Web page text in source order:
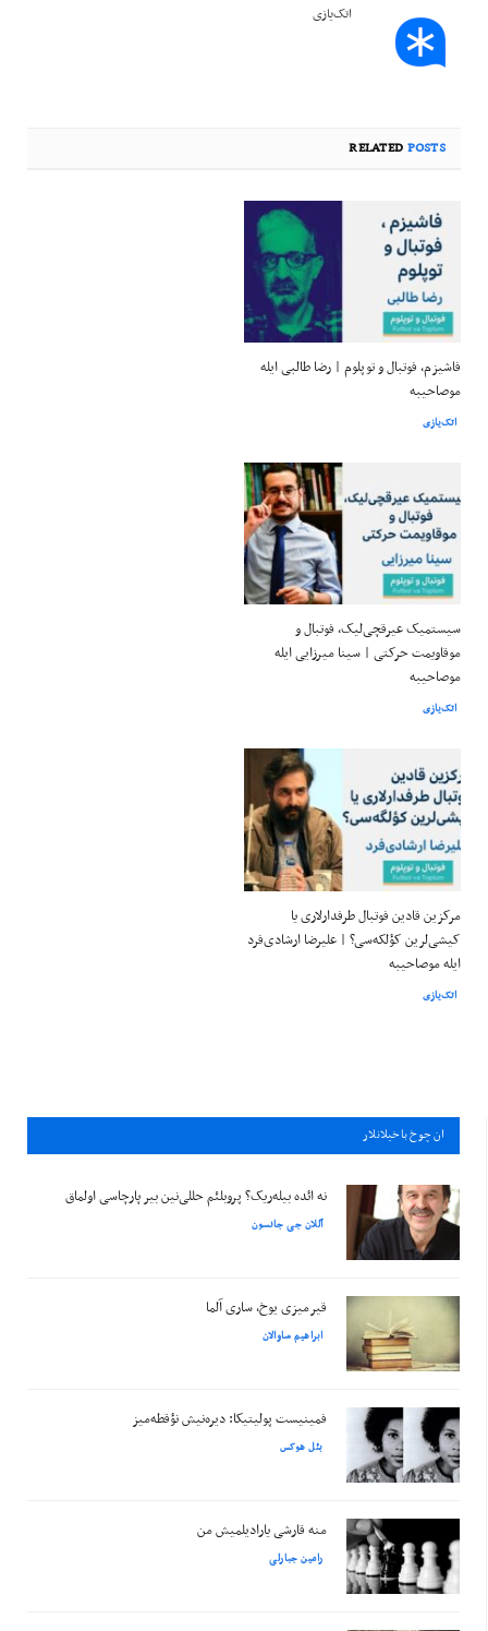
اتک‌یازی
RELATED POSTS
فاشیزم، فوتبال و توپلوم | رضا طالبی ایله
موصاحیبه
اتک‌یازی
سیستمیک عیرقچی‌لیک، فوتبال و
موقاویمت حرکتی | سینا میرزایی ایله
موصاحیبه
اتک‌یازی
مرکزین قادین فوتبال طرفدارلاری یا
کیشی‌لرین کؤلکه‌سی؟ | علیرضا ارشادی‌فرد
ایله موصاحیبه
اتک‌یازی
ان چوخ باخيلانلار
نه ائده بیله‌ریک؟ پروبلئم حللی‌نین بیر پارچاسی اولماق
آللان جی جانسون
قیرمیزی یوخ، ساری آلما
ابراهیم ساوالان
فمینیست پولیتیکا: دیره‌نیش نؤقطه‌میز
بئل هوکس
منه قارشی یارادیلمیش من
رامین جبارلی